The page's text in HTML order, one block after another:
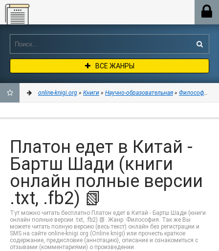
Online-knigi.org
ВСЕ ЖАНРЫ
ЗАКЛАДКИ
online-knigi.org » Книги » Научно-образовательная » Философия
Платон едет в Китай -
Бартш Шади (книги
онлайн полные версии
.txt, .fb2) 📗
Тут можно читать бесплатно Платон едет в Китай - Бартш Шади (книги
онлайн полные версии .txt, .fb2) 📗. Жанр: Философия. Так же Вы
можете читать полную версию (весь текст) онлайн без регистрации и
SMS на сайте online-knigi.org (Online knigi) или прочесть краткое
содержание, предисловие (аннотацию), описание и ознакомиться с
отзывами (комментариями) о произведении.